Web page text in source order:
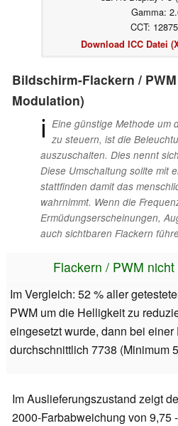
Gamma:
CCT:
Download ICC Datei
Bildschirm-Flackern /
Modulation)
ℹ Eine günstige Methode um
zu steuern, ist die
auszuschalten. Dies nennt
Diese Umschaltung sollte mit
stattfinden damit das
wahrnimmt. Wenn die
Ermüdungserscheinungen,
auch sichtbaren Flackern
Flackern / PWM
Im Vergleich: 52 % aller
PWM um die Helligkeit zu
eingesetzt wurde, dann bei einer
durchschnittlich 7738 (Minimum
Im Auslieferungszustand zeigt
2000-Farbabweichung von 9,75